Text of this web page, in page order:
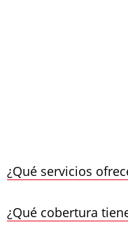
¿Qué servicios
¿Qué cobertura